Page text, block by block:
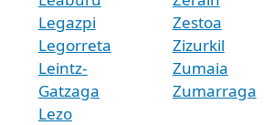
Legazpi
Legorreta
Leintz-
Gatzaga
Lezo
Zestoa
Zizurkil
Zumaia
Zumarraga